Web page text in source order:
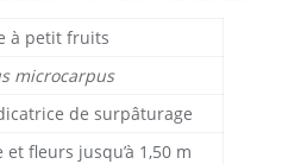
à petit fruits
microcarpus
de surpâturage
et fleurs jusqu’à 1,50 m